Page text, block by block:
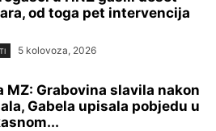
od toga pet intervencija
5 kolovoza, 2026
MZ: Grabovina slavila nakon
Gabela upisala pobjedu u